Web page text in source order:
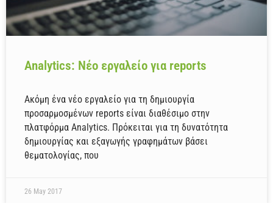
Analytics: Νέο εργαλείο για reports
Ακόμη ένα νέο εργαλείο για τη δημιουργία
προσαρμοσμένων reports είναι διαθέσιμο στην
πλατφόρμα Analytics. Πρόκειται για τη δυνατότητα
δημιουργίας και εξαγωγής γραφημάτων βάσει
θεματολογίας, που
26 May 2017